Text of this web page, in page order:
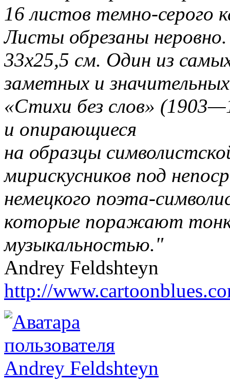
16 листов темно-серого
Листы обрезаны
33х25,5 см. Один из
заметных и
«Стихи без слов»
и опирающиеся
на образцы
мирискусников под
немецкого поэта-
которые поражают
музыкальностью."
Andrey Feldshteyn
http://
Andrey Feldshteyn